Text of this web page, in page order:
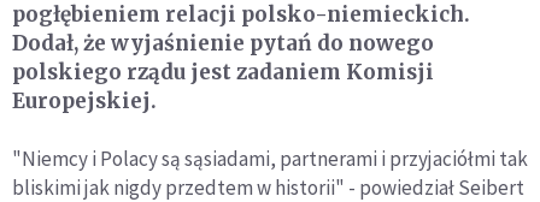
pogłębieniem relacji polsko-niemieckich.
Dodał, że wyjaśnienie pytań do nowego
polskiego rządu jest zadaniem Komisji
Europejskiej.
"Niemcy i Polacy są sąsiadami, partnerami i przyjaciółmi tak
bliskimi jak nigdy przedtem w historii" - powiedział Seibert